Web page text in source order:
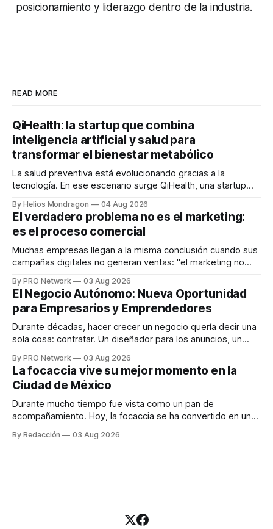
posicionamiento y liderazgo dentro de la industria.
READ MORE
QiHealth: la startup que combina
inteligencia artificial y salud para
transformar el bienestar metabólico
La salud preventiva está evolucionando gracias a la
tecnología. En ese escenario surge QiHealth, una startup
dispositivos inteligentes, inteligencia artificial y monitoreo
en tiempo real para ayudar a las personas a tomar mejores
decisiones sobre su salud metabólica. Su propuesta busca
responder
By Helios Mondragon 04 Aug 2026
El verdadero problema no es el marketing:
es el proceso comercial
Muchas empresas llegan a la misma conclusión cuando sus
campañas digitales no generan ventas: "el marketing no
INTERIUS, el problema suele estar en otro lugar. Durante
una entrevista para el podcast SER PRO, el especialista en
marketing digital explicó que
By PRO Network 03 Aug 2026
El Negocio Autónomo: Nueva Oportunidad
para Empresarios y Emprendedores
Durante décadas, hacer crecer un negocio quería decir una
sola cosa: contratar. Un diseñador para los anuncios, un
para los textos, alguien que supiera de publicidad digital
para encontrar prospectos, un vendedor para atender
llamadas y mensajes, y —con suerte— una persona
By PRO Network 03 Aug 2026
La focaccia vive su mejor momento en la
Ciudad de México
Durante mucho tiempo fue vista como un pan de
acompañamiento. Hoy, la focaccia se ha convertido en uno
artesanal, ingredientes de calidad y experiencias que
By Redacción 03 Aug 2026